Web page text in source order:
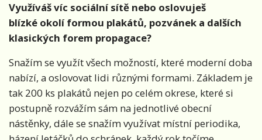
Využíváš víc sociální sítě nebo oslovuješ
blízké okolí formou plakátů, pozvánek a dalších
klasických forem propagace?
Snažím se využít všech možností, které moderní doba
nabízí, a oslovovat lidi různými formami. Základem je
tak 200 ks plakátů nejen po celém okrese, které si
postupně rozvážím sám na jednotlivé obecní
nástěnky, dále se snažím využívat místní periodika,